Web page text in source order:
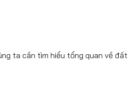
ta cần tìm hiểu tổng quan về